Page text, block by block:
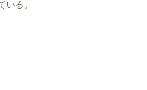
いる。